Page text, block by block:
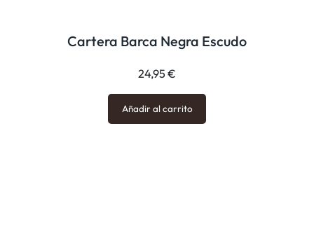
Cartera Barca Negra Escudo
24,95€
Añadir al carrito